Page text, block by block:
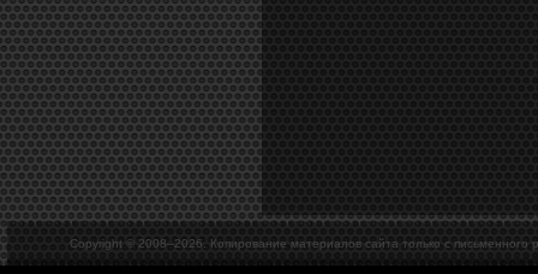
Copyright © 2008–2026. Копирование материалов сайта только с